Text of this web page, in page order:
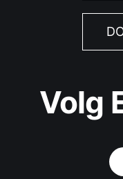
Volg